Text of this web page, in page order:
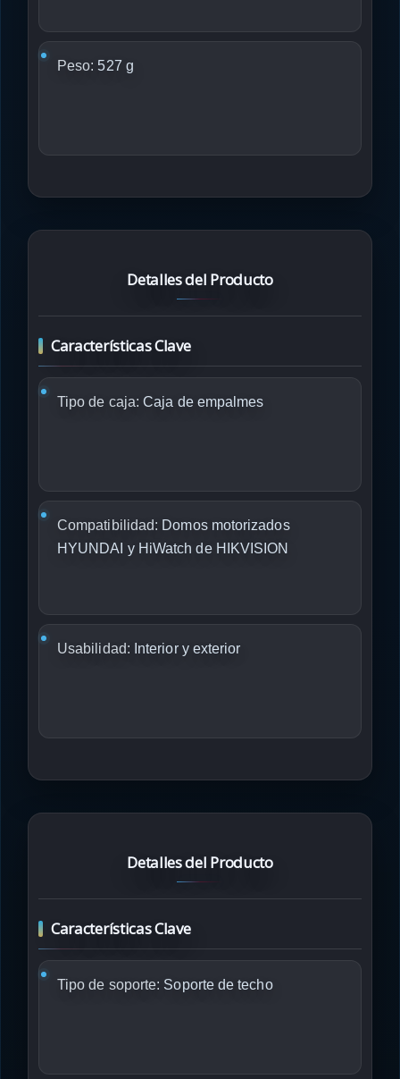
Peso: 527 g
Detalles del Producto
Características Clave
Tipo de caja: Caja de empalmes
Compatibilidad: Domos motorizados
HYUNDAI y HiWatch de HIKVISION
Usabilidad: Interior y exterior
Detalles del Producto
Características Clave
Tipo de soporte: Soporte de techo